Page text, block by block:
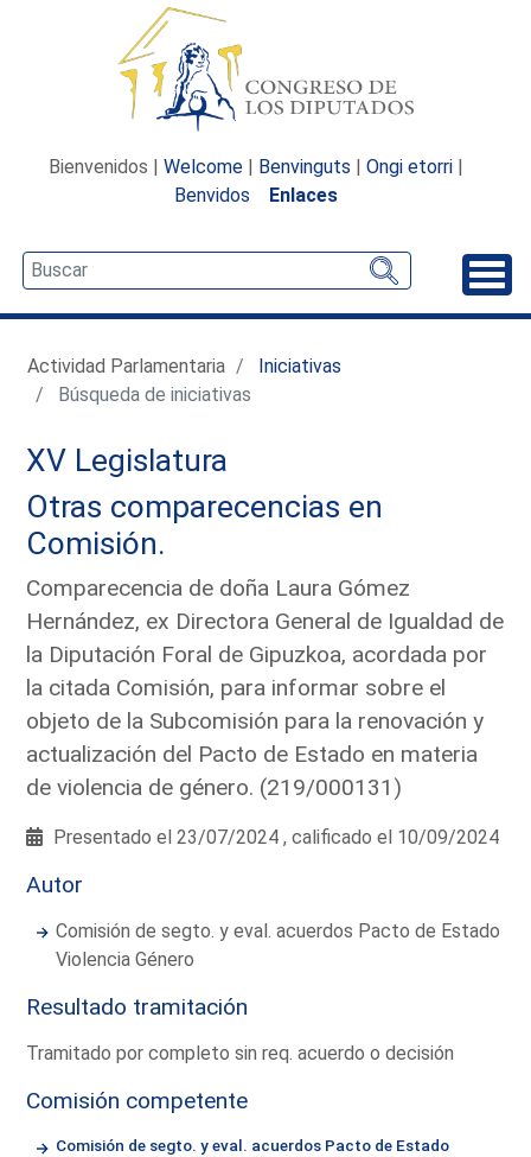
Bienvenidos | Welcome | Benvinguts | Ongi etorri |
Benvidos
Enlaces
Actividad Parlamentaria
Iniciativas
Búsqueda de iniciativas
XV Legislatura
Otras comparecencias en
Comisión.
Comparecencia de doña Laura Gómez
Hernández, ex Directora General de Igualdad de
la Diputación Foral de Gipuzkoa, acordada por
la citada Comisión, para informar sobre el
objeto de la Subcomisión para la renovación y
actualización del Pacto de Estado en materia
de violencia de género. (219/000131)
Presentado el 23/07/2024 , calificado el 10/09/2024
Autor
Comisión de segto. y eval. acuerdos Pacto de Estado
Violencia Género
Resultado tramitación
Tramitado por completo sin req. acuerdo o decisión
Comisión competente
Comisión de segto. y eval. acuerdos Pacto de Estado